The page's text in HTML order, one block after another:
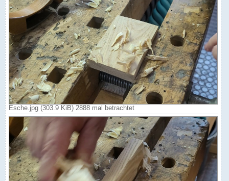
Esche.jpg (303.9 KiB) 2888 mal betrachtet